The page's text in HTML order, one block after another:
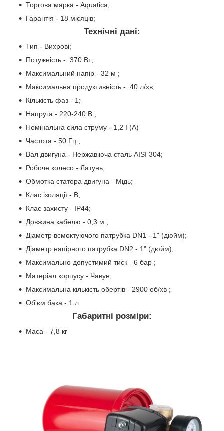
Торгова марка - Aquatica;
Гарантія - 18 місяців;
Технічні дані:
Тип - Вихрові;
Потужність - 370 Вт;
Максимальний напір - 32 м ;
Максимальна продуктивність - 40 л/хв;
Кількість фаз - 1;
Напруга - 220-240 В ;
Номінальна сила струму - 1,2 I (А)
Частота - 50 Гц ;
Вал двигуна - Нержавіюча сталь AISI 304;
Робоче колесо - Латунь;
Обмотка статора двигуна - Мідь;
Клас ізоляції - B;
Клас захисту - IP44;
Довжина кабелю - 0,3 м ;
Діаметр всмоктуючого патрубка DN1 - 1" (дюйм);
Діаметр напірного патрубка DN2 - 1" (дюйм);
Максимально допустимий тиск - 6 бар ;
Матеріал корпусу - Чавун;
Максимальна кількість обертів - 2900 об/хв ;
Об'єм бака - 1 л
Габаритні розміри:
Маса - 7,8 кг